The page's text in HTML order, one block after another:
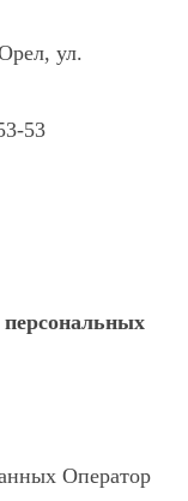
ул.
53
Оператор